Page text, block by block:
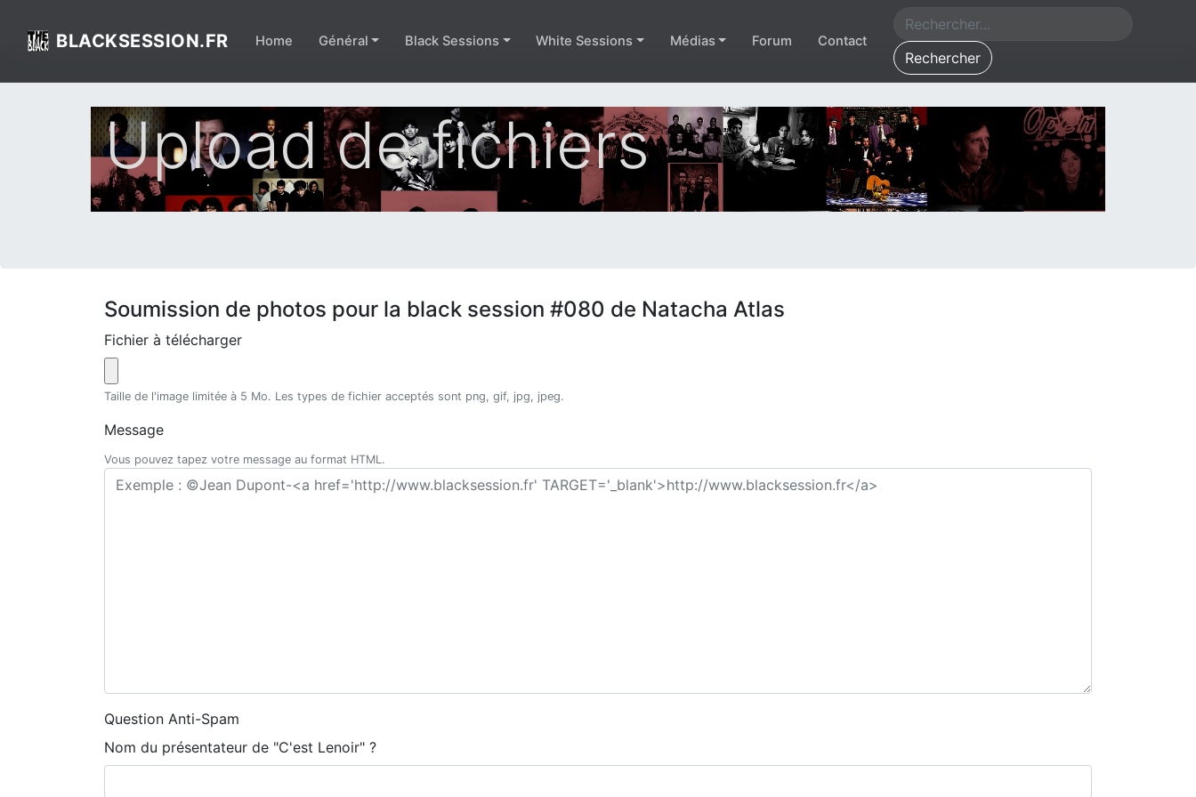
BLACKSESSION.FR Home Général Black Sessions White Sessions Médias Forum Contact
Rechercher
Upload de fichiers
Soumission de photos pour la black session #080 de Natacha Atlas
Fichier à télécharger
Taille de l'image limitée à 5 Mo. Les types de fichier acceptés sont png, gif, jpg, jpeg.
Message
Vous pouvez tapez votre message au format HTML.
Question Anti-Spam
Nom du présentateur de "C'est Lenoir" ?